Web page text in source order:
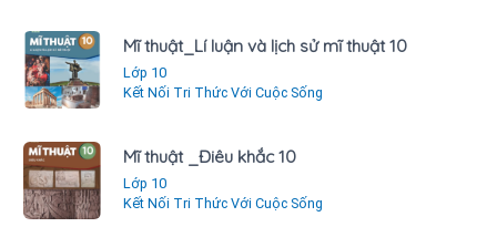
Mĩ thuật_Lí luận và lịch sử mĩ thuật 10
Lớp 10
Kết Nối Tri Thức Với Cuộc Sống
Mĩ thuật _Điêu khắc 10
Lớp 10
Kết Nối Tri Thức Với Cuộc Sống